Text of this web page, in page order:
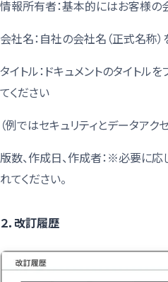
情報所有者：基本的にはお客様の
会社名：自社の会社名（正式名称）
タイトル：ドキュメントのタイトル
てください
（例ではセキュリティとデータアク
版数、作成日、作成者：※必要に応
れてください。
２．改訂履歴